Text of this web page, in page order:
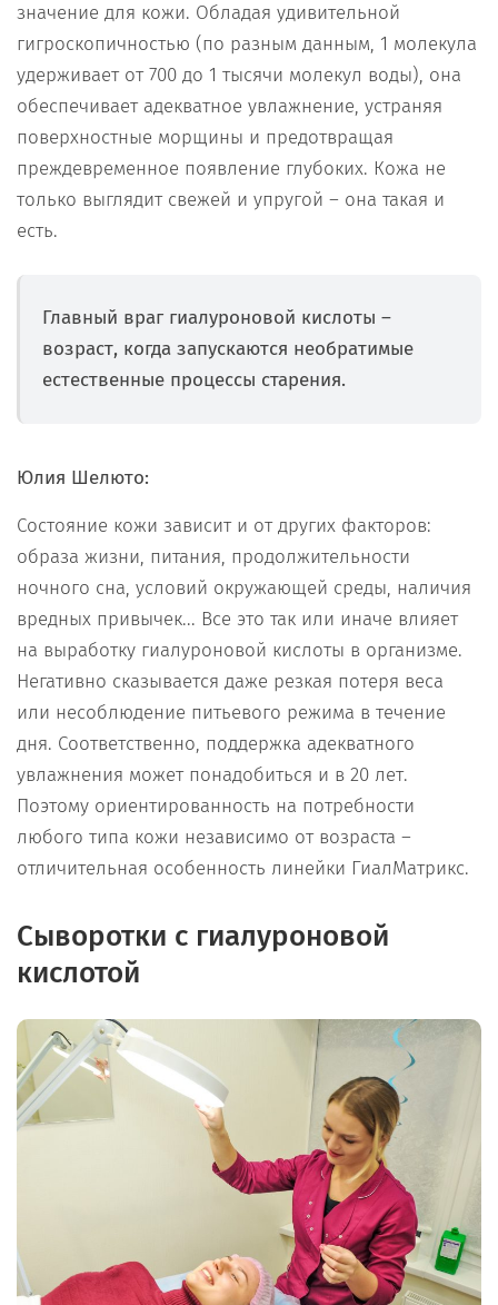
значение для кожи. Обладая удивительной
гигроскопичностью (по разным данным, 1 молекула
удерживает от 700 до 1 тысячи молекул воды), она
обеспечивает адекватное увлажнение, устраняя
поверхностные морщины и предотвращая
преждевременное появление глубоких. Кожа не
только выглядит свежей и упругой – она такая и
есть.
Главный враг гиалуроновой кислоты –
возраст, когда запускаются необратимые
естественные процессы старения.
Юлия Шелюто:
Состояние кожи зависит и от других факторов:
образа жизни, питания, продолжительности
ночного сна, условий окружающей среды, наличия
вредных привычек... Все это так или иначе влияет
на выработку гиалуроновой кислоты в организме.
Негативно сказывается даже резкая потеря веса
или несоблюдение питьевого режима в течение
дня. Соответственно, поддержка адекватного
увлажнения может понадобиться и в 20 лет.
Поэтому ориентированность на потребности
любого типа кожи независимо от возраста –
отличительная особенность линейки ГиалМатрикс.
Сыворотки с гиалуроновой
кислотой